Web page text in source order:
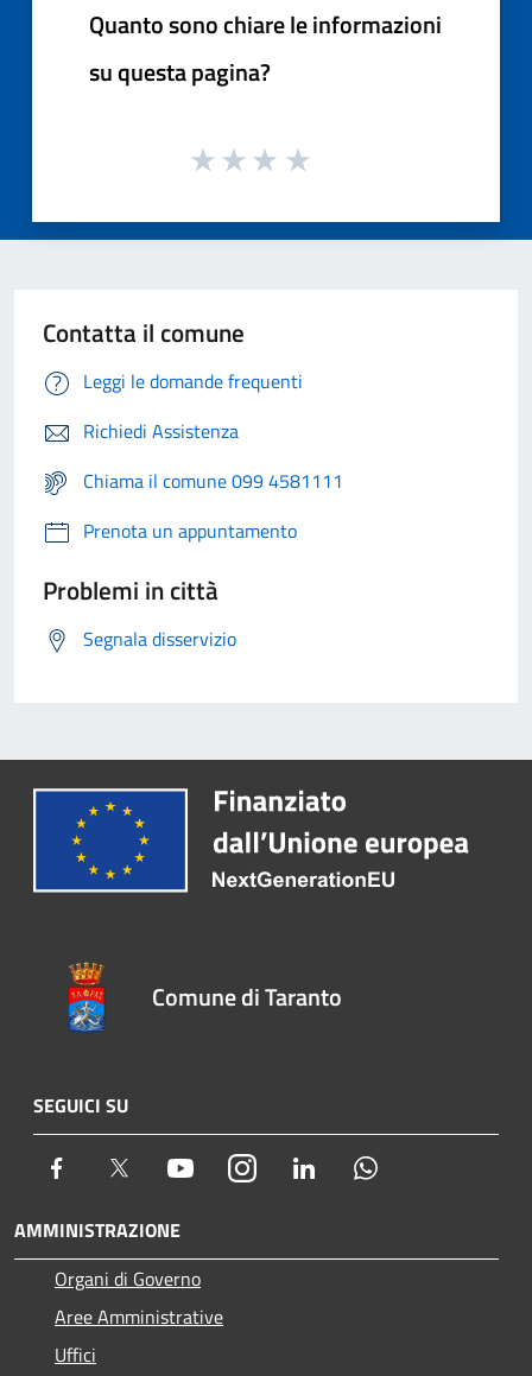
Quanto sono chiare le informazioni
su questa pagina?
Contatta il comune
Leggi le domande frequenti
Richiedi Assistenza
Chiama il comune 099 4581111
Prenota un appuntamento
Problemi in città
Segnala disservizio
Comune di Taranto
SEGUICI SU
Facebook Twitter YoutubeInstagram LinkedIn
AMMINISTRAZIONE
Organi di Governo
Aree Amministrative
Uffici